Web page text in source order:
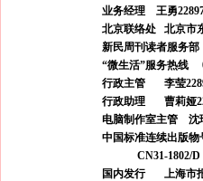
业务经理 王勇
北京联络处 北京市
新民周刊读者服务
“微生活”服务热线
行政主管 李莹
行政助理 曹莉娅
电脑制作室主管 沈
中国标准连续出版物
CN31-1802/D
国内发行 上海市